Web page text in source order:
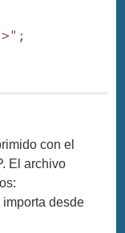
con el
El archivo
desde